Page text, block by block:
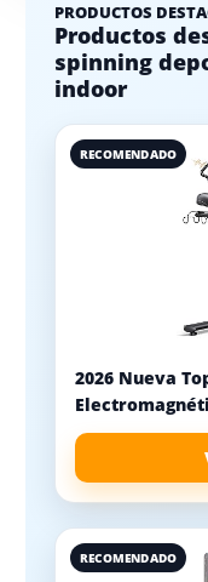
PRODUCTOS
Productos
spinning
indoor
RECOMENDADO
2026 Nueva
RECOMENDADO